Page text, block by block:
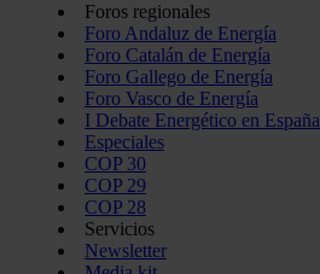
Foros regionales
Foro Andaluz de Energía
Foro Catalán de Energía
Foro Gallego de Energía
Foro Vasco de Energía
I Debate Energético en España
Especiales
COP 30
COP 29
COP 28
Servicios
Newsletter